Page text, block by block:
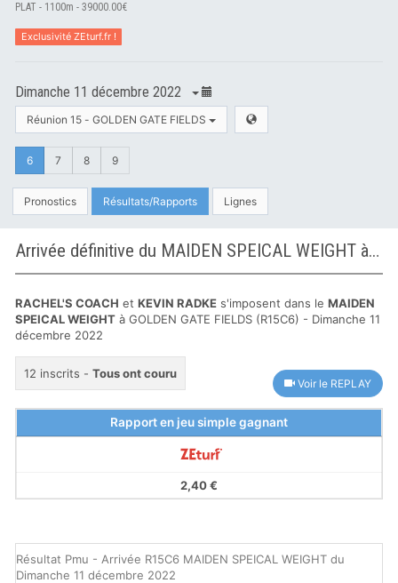
PLAT - 1100m - 39000.00€
Exclusivité ZEturf.fr !
Dimanche 11 décembre 2022
Réunion 15 - GOLDEN GATE FIELDS
6 7 8 9
Pronostics Résultats/Rapports Lignes
Arrivée définitive du MAIDEN SPEICAL WEIGHT à GOLDEN GATE FIELDS
RACHEL'S COACH et KEVIN RADKE s'imposent dans le MAIDEN
SPEICAL WEIGHT à GOLDEN GATE FIELDS (R15C6) - Dimanche 11
décembre 2022
12 inscrits - Tous ont couru
Voir le REPLAY
Rapport en jeu simple gagnant
2,40 €
Résultat Pmu - Arrivée R15C6 MAIDEN SPEICAL WEIGHT du
Dimanche 11 décembre 2022